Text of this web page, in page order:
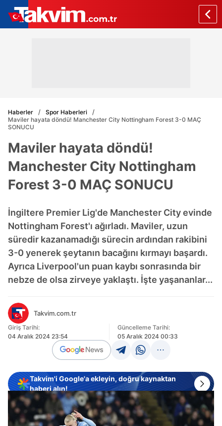
Haberler
Spor Haberleri
Maviler hayata döndü! Manchester City Nottingham Forest 3-0 MAÇ
SONUCU
Maviler hayata döndü!
Manchester City Nottingham
Forest 3-0 MAÇ SONUCU
İngiltere Premier Lig'de Manchester City evinde
Nottingham Forest'ı ağırladı. Maviler, uzun
süredir kazanamadığı sürecin ardından rakibini
3-0 yenerek şeytanın bacağını kırmayı başardı.
Ayrıca Liverpool'un puan kaybı sonrasında bir
nebze de olsa zirveye yaklaştı. İşte yaşananlar...
Takvim.com.tr
Giriş Tarihi:
04 Aralık 2024 23:54
Güncelleme Tarihi:
05 Aralık 2024 00:33
Takvim'i Google'a ekleyin, doğru kaynaktan
haberi alın!